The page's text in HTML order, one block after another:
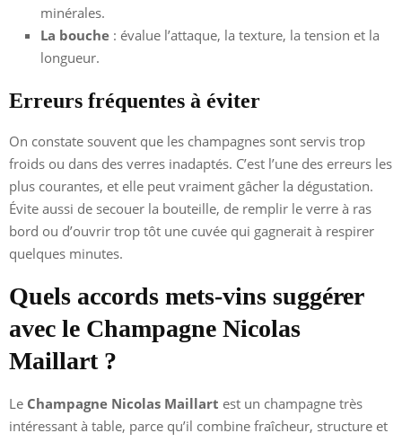
minérales.
La bouche : évalue l’attaque, la texture, la tension et la
longueur.
Erreurs fréquentes à éviter
On constate souvent que les champagnes sont servis trop
froids ou dans des verres inadaptés. C’est l’une des erreurs les
plus courantes, et elle peut vraiment gâcher la dégustation.
Évite aussi de secouer la bouteille, de remplir le verre à ras
bord ou d’ouvrir trop tôt une cuvée qui gagnerait à respirer
quelques minutes.
Quels accords mets-vins suggérer
avec le Champagne Nicolas
Maillart ?
Le Champagne Nicolas Maillart est un champagne très
intéressant à table, parce qu’il combine fraîcheur, structure et